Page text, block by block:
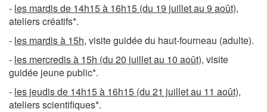
- les mardis de 14h15 à 16h15 (du 19 juillet au 9 août),
ateliers créatifs*.
- les mardis à 15h, visite guidée du haut-fourneau (adulte).
- les mercredis à 15h (du 20 juillet au 10 août), visite
guidée jeune public*.
- les jeudis de 14h15 à 16h15 (du 21 juillet au 11 août),
ateliers scientifiques*.